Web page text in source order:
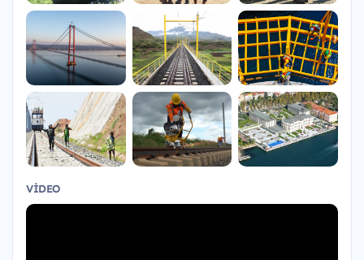
VIDEO